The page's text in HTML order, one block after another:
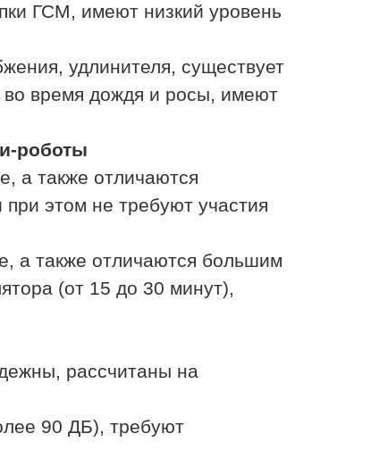
ГСМ, имеют низкий уровень
удлинителя, существует
во время дождя и росы, имеют
роботы
а также отличаются
этом не требуют участия
а также отличаются большим
(от 15 до 30 минут),
рассчитаны на
90 ДБ), требуют